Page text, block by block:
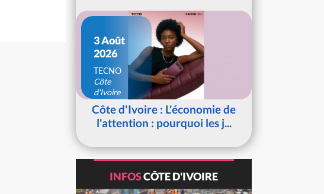
3 Août
2026
TECNO
Côte
d'Ivoire
Côte d'Ivoire : L'économie de
l'attention : pourquoi les j...
INFOSCÔTE D'IVOIRE